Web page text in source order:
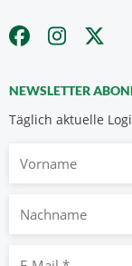
NEWSLETTER
Täglich aktuelle
Nachname